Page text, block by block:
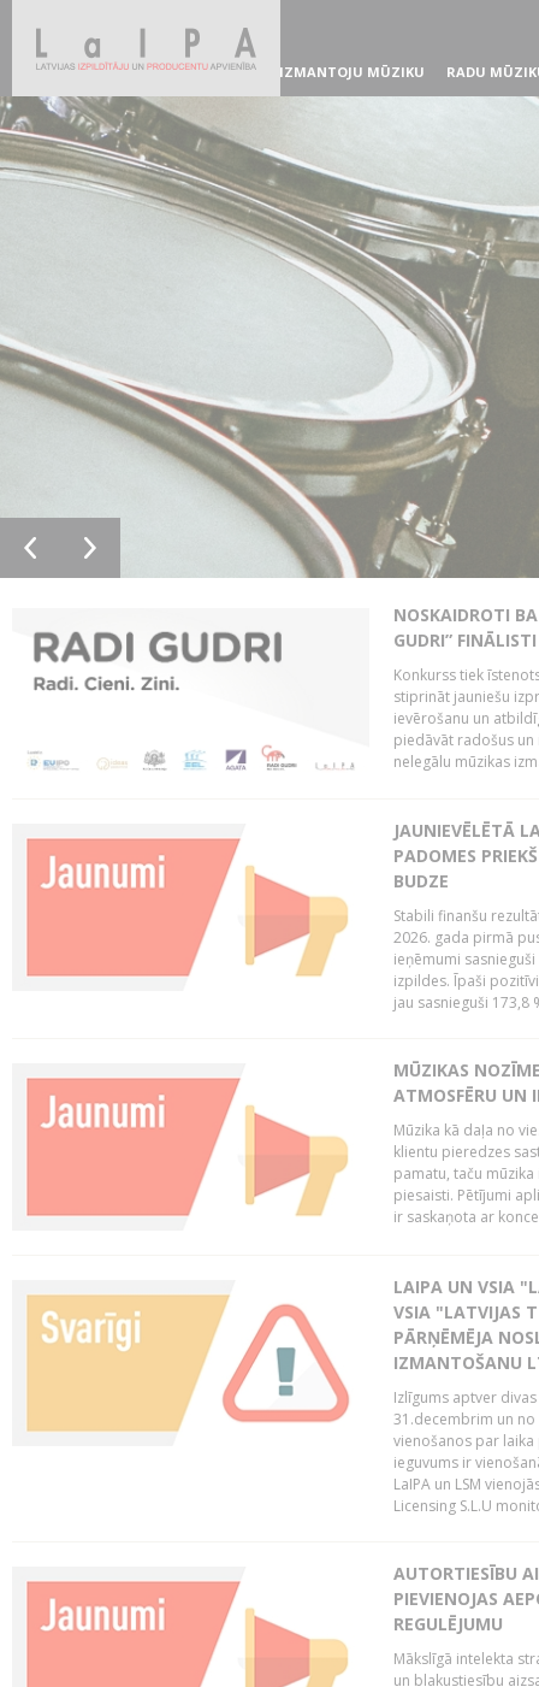
IZMANTOJU MŪZIKU RADU
NOSKAIDROTI
GUDRI” FINĀLISTI
Konkurss tiek
stiprināt jauniešu
ievērošanu un
piedāvāt radošus
nelegālu mūzikas
JAUNIEVĒLĒTĀ
PADOMES
BUDZE
Stabili finanšu
2026. gada pirmā
ieņēmumi
izpildes. Īpaši
jau sasnieguši 173,8
MŪZIKAS
ATMOSFĒRU UN
Mūzika kā daļa no
klientu pieredzes
pamatu, taču
piesaisti. Pētījumi
ir saskaņota ar
LAIPA UN VSIA
VSIA "LATVIJAS
PĀRŅĒMĒJA
IZMANTOŠANU
Izlīgums aptver
31.decembrim un no
vienošanos par
ieguvums ir
LaIPA un LSM
Licensing S.L.U
AUTORTIESĪBU
PIEVIENOJAS
REGULĒJUMU
Mākslīgā intelekta
un blakustiesību